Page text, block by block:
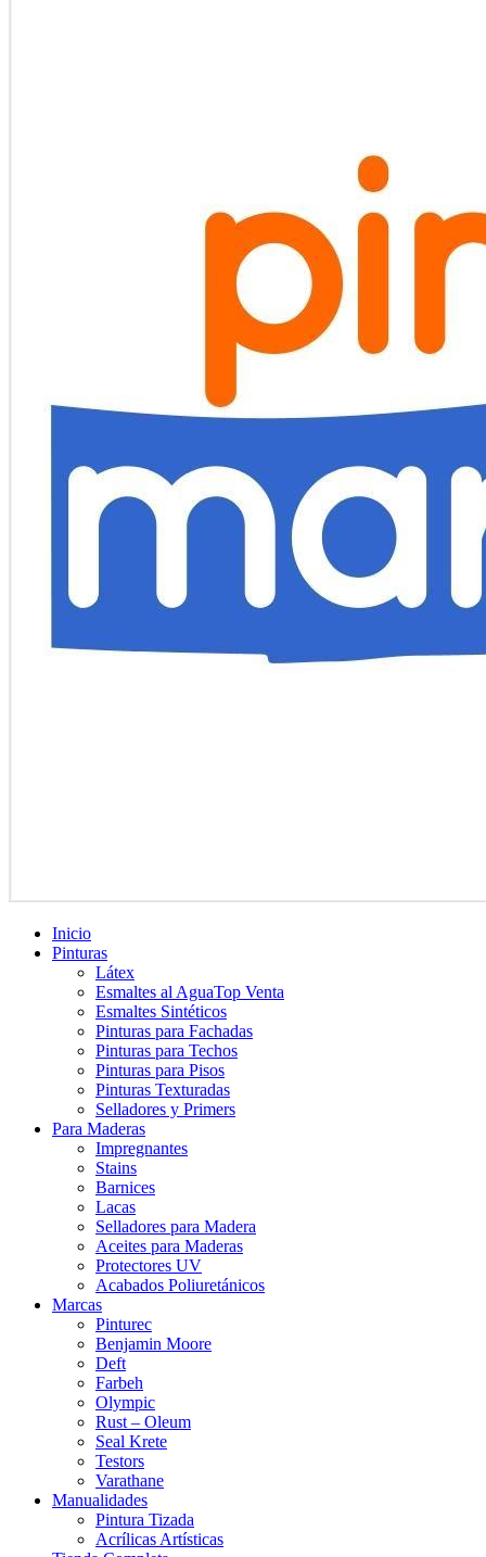
Inicio
Pinturas
Látex
Esmaltes al AguaTop Venta
Esmaltes Sintéticos
Pinturas para Fachadas
Pinturas para Techos
Pinturas para Pisos
Pinturas Texturadas
Selladores y Primers
Para Maderas
Impregnantes
Stains
Barnices
Lacas
Selladores para Madera
Aceites para Maderas
Protectores UV
Acabados Poliuretánicos
Marcas
Pinturec
Benjamin Moore
Deft
Farbeh
Olympic
Rust – Oleum
Seal Krete
Testors
Varathane
Manualidades
Pintura Tizada
Acrílicas Artísticas